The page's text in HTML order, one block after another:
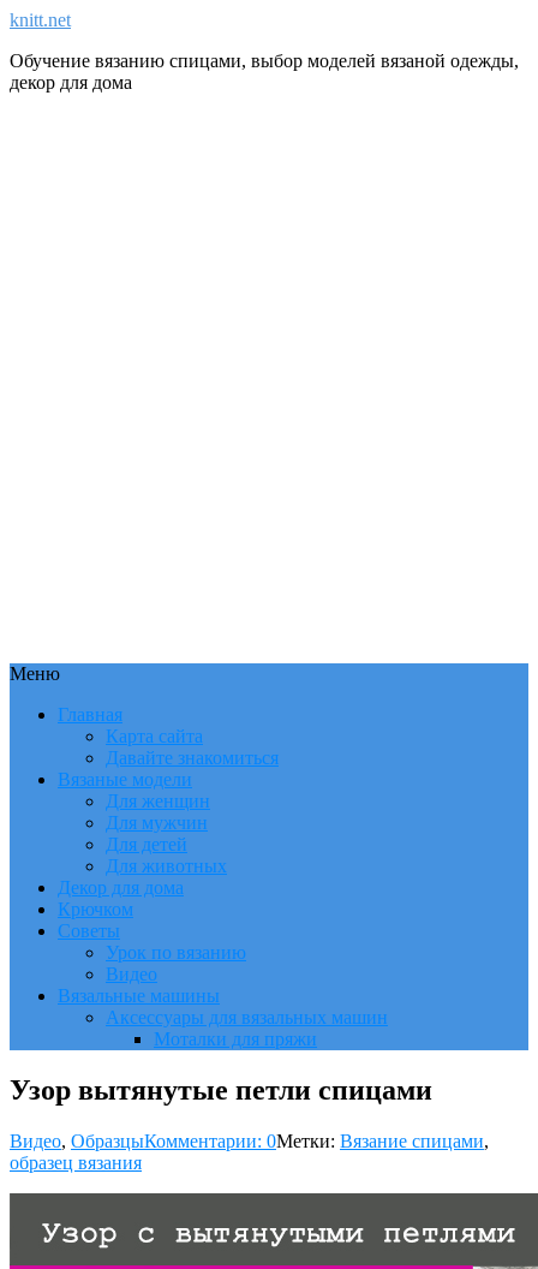
knitt.net
Обучение вязанию спицами, выбор моделей вязаной одежды,
декор для дома
Меню
Главная
Карта сайта
Давайте знакомиться
Вязаные модели
Для женщин
Для мужчин
Для детей
Для животных
Декор для дома
Крючком
Советы
Урок по вязанию
Видео
Вязальные машины
Аксессуары для вязальных машин
Моталки для пряжи
Узор вытянутые петли спицами
Видео, ОбразцыКомментарии: 0Метки: Вязание спицами,
образец вязания